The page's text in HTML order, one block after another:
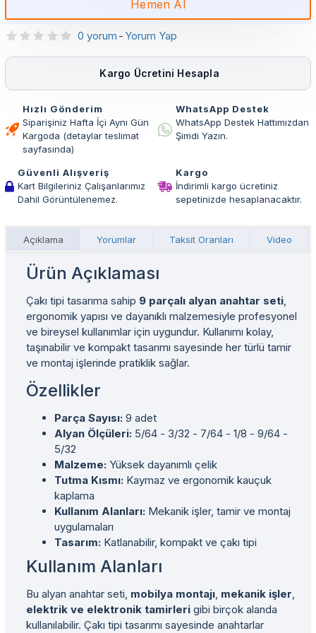
0 yorum - Yorum Yap
Hemen Al
Kargo Ücretini Hesapla
Hızlı Gönderim
Siparişiniz Hafta İçi Aynı Gün
Kargoda (detaylar teslimat
sayfasında)
WhatsApp Destek
WhatsApp Destek Hattımızdan
Şimdi Yazın.
Güvenli Alışveriş
Kart Bilgileriniz Çalışanlarımız
Dahil Görüntülenemez.
Kargo
İndirimli kargo ücretiniz
sepetinizde hesaplanacaktır.
Açıklama Yorumlar Taksit Oranları Video
Ürün Açıklaması
Çakı tipi tasarıma sahip 9 parçalı alyan anahtar seti,
ergonomik yapısı ve dayanıklı malzemesiyle profesyonel
ve bireysel kullanımlar için uygundur. Kullanımı kolay,
taşınabilir ve kompakt tasarımı sayesinde her türlü tamir
ve montaj işlerinde pratiklik sağlar.
Özellikler
Parça Sayısı: 9 adet
Alyan Ölçüleri: 5/64 - 3/32 - 7/64 - 1/8 - 9/64 -
5/32
Malzeme: Yüksek dayanımlı çelik
Tutma Kısmı: Kaymaz ve ergonomik kauçuk
kaplama
Kullanım Alanları: Mekanik işler, tamir ve montaj
uygulamaları
Tasarım: Katlanabilir, kompakt ve çakı tipi
Kullanım Alanları
Bu alyan anahtar seti, mobilya montajı, mekanik işler,
elektrik ve elektronik tamirleri gibi birçok alanda
kullanılabilir. Çakı tipi tasarımı sayesinde anahtarlar